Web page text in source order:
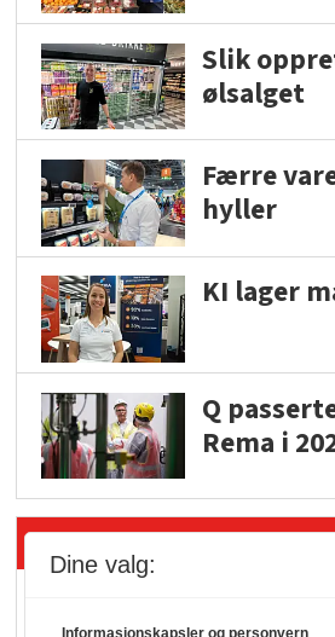
Slik
ølsalget
Færre
hyller
KI lager
Q
Rema i
Siste artikler - Økologisk
Dine valg:
Informasjonskapsler og personvern